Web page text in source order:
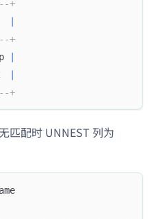
+
|
+
|
|
+
匹配时 UNNEST 列为